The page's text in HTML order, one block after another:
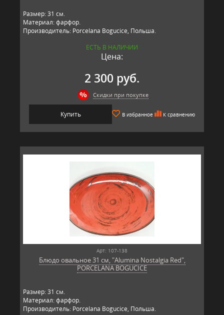
Размер: 31 см.
Материал: фарфор.
Производитель: Porcelana Bogucice, Польша.
ЕСТЬ В НАЛИЧИИ
Цена:
2 300 руб.
Скидки при покупке
Купить В избранное К сравнению
Арт: 107-138
Блюдо овальное 31 см, "Alumina Nostalgia Red",
PORCELANA BOGUCICE
Размер: 31 см.
Материал: фарфор.
Производитель: Porcelana Bogucice, Польша.